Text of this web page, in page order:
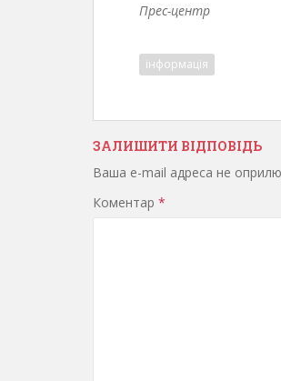
Прес-центр
інформація
ЗАЛИШИТИ ВІДПОВІДЬ
Ваша e-mail адреса не
Коментар *